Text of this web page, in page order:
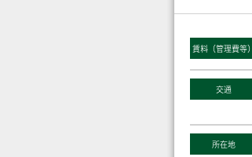
賃料（管理費等）
交通
所在地